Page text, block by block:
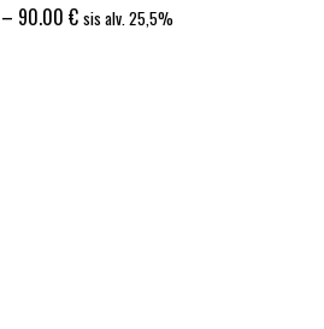
– 90.00 €Hintaluokka:
sis alv. 25,5%